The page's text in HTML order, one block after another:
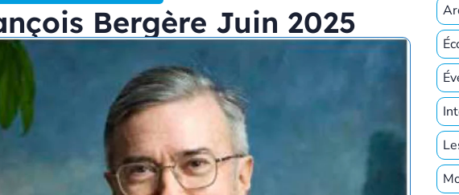
Bergère Juin 2025